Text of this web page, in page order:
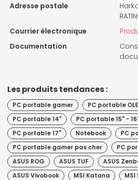
Adresse postale
Courrier électronique
Documentation
Les produits tendances :
PC portable gamer PC portable
PC portable 14"
PC portable 15" -
PC portable 17"
Notebook
PC
PC portable gamer pas cher
PC
ASUS ROG
ASUS TUF
ASUS
ASUS Vivobook
MSI Katana